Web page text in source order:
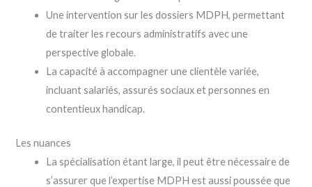
Une intervention sur les dossiers MDPH, permettant
de traiter les recours administratifs avec une
perspective globale.
La capacité à accompagner une clientèle variée,
incluant salariés, assurés sociaux et personnes en
contentieux handicap.
Les nuances
La spécialisation étant large, il peut être nécessaire de
s’assurer que l’expertise MDPH est aussi poussée que